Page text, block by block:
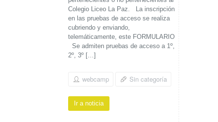
Colegio Liceo La Paz. La inscripción
en las pruebas de acceso se realiza
cubriendo y enviando,
telemáticamente, este FORMULARIO
Se admiten pruebas de acceso a 1º,
2º, 3º […]
webcamp Sin categoría
Ir a noticia